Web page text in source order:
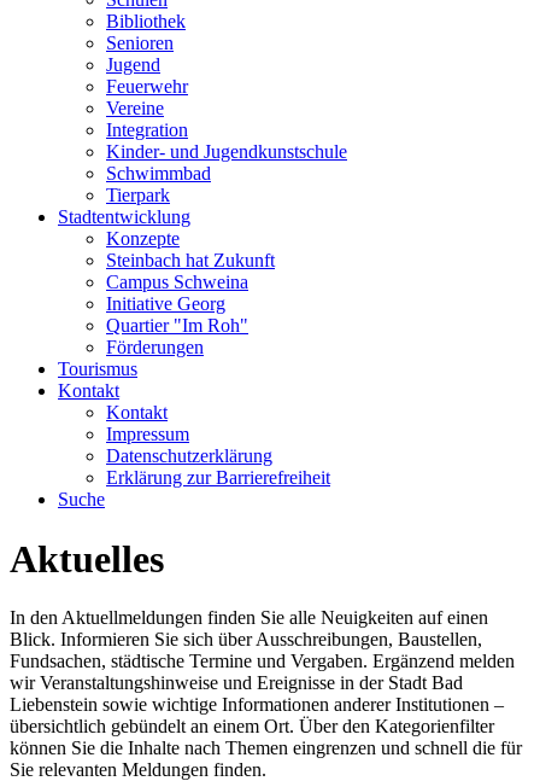
Bibliothek
Senioren
Jugend
Feuerwehr
Vereine
Integration
Kinder- und Jugendkunstschule
Schwimmbad
Tierpark
Stadtentwicklung
Konzepte
Steinbach hat Zukunft
Campus Schweina
Initiative Georg
Quartier "Im Roh"
Förderungen
Tourismus
Kontakt
Kontakt
Impressum
Datenschutzerklärung
Erklärung zur Barrierefreiheit
Suche
Aktuelles
In den Aktuellmeldungen finden Sie alle Neuigkeiten auf einen
Blick. Informieren Sie sich über Ausschreibungen, Baustellen,
Fundsachen, städtische Termine und Vergaben. Ergänzend melden
wir Veranstaltungshinweise und Ereignisse in der Stadt Bad
Liebenstein sowie wichtige Informationen anderer Institutionen –
übersichtlich gebündelt an einem Ort. Über den Kategorienfilter
können Sie die Inhalte nach Themen eingrenzen und schnell die für
Sie relevanten Meldungen finden.